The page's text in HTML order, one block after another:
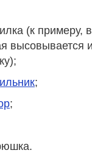
(к примеру,
высовывается
;
;